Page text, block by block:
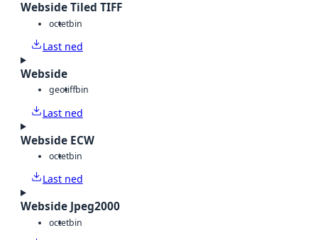
Webside Tiled TIFF
octetbin
Last ned
Webside
geotiffbin
Last ned
Webside ECW
octetbin
Last ned
Webside Jpeg2000
octetbin